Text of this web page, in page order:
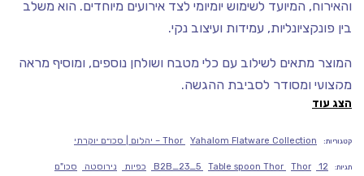
והאירוח, המיועד לשימוש יומיומי לצד אירועים מיוחדים. הוא משלב
בין פונקציונליות, עמידות ועיצוב נקי.
המוצר מתאים לשילוב עם כלי מטבח ושולחן נוספים, ומוסיף מראה
מקצועי ומסודר לסביבת ההגשה.
Chef ומציע סטנדרט גבוה של איכות, עמידות ועיצוב.
הצג עוד
קטגוריות: Thor Yahalom Flatware Collection – יהלום | סכו״ם יוקרתי
תגיות: 12
B2B_23_5 Table spoon Thor Thor כפיות נירוסטה
סכו"ם